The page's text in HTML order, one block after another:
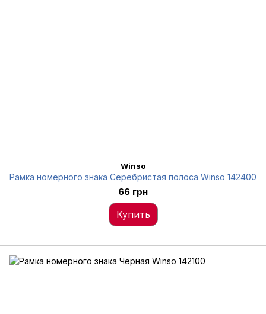
Winso
Рамка номерного знака Серебристая полоса Winso 142400
66 грн
Купить